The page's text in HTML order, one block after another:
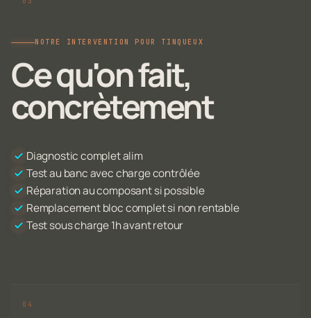
NOTRE INTERVENTION POUR TINQUEUX
Ce qu'on fait,
concrètement
Diagnostic complet alim
Test au banc avec charge contrôlée
Réparation au composant si possible
Remplacement bloc complet si non rentable
Test sous charge 1h avant retour